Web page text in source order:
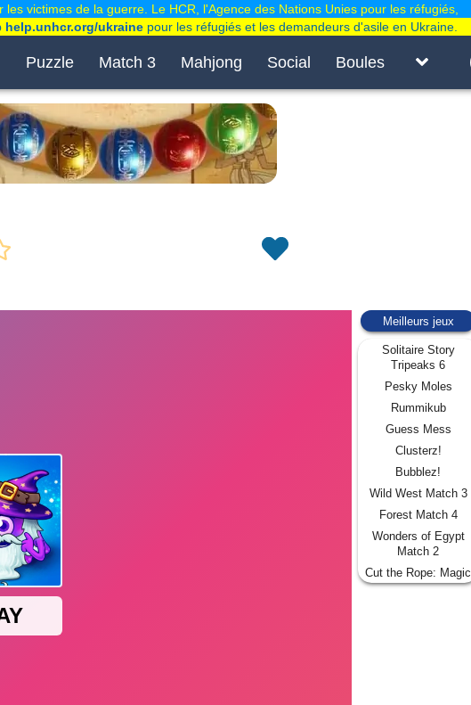
Puzzle Match 3 Mahjong Social Boules
Meilleurs jeux
Solitaire Story
Tripeaks 6
Pesky Moles
Rummikub
Guess Mess
Clusterz!
Bubblez!
Wild West Match 3
Forest Match 4
Wonders of Egypt
Match 2
Cut the Rope: Magic
les victimes de la guerre. Le HCR, l'Agence des Nations Unies pour les réfugiés,
help.unhcr.org/ukraine pour les réfugiés et les demandeurs d'asile en Ukraine.